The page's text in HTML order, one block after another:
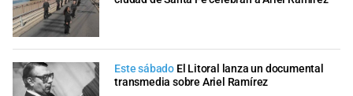
Este sábado El Litoral lanza un documental
transmedia sobre Ariel Ramírez